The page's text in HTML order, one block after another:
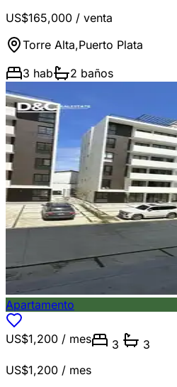
US$165,000 / venta
Torre Alta,Puerto Plata
3 hab 2 baños
Apartamento
US$1,200 / mes 3
3
US$1,200 / mes